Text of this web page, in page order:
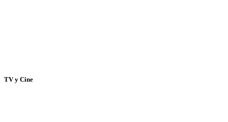
TV y Cine